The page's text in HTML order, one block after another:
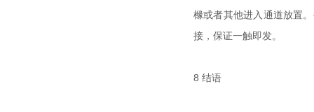
橼或者其他进入通道放置
接，保证一触即发。
8 结语